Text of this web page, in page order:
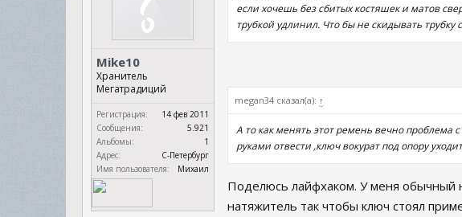
Mike10
Хранитель
Мегатрадиций
Регистрация:
14 фев 2011
Сообщения:
5.921
Альбомы:
1
Адрес:
С-Петербург
Имя пользователя:
Михаил
если хочешь без сбитых костяшек и матов
трубкой удлинил. Что бы не скидывать
megan34 сказал(а): ↑
А то как менять этот ремень вечно проблема
руками отвести ,ключ вокурат под опору
Поделюсь лайфхаком. У меня обычный
натяжитель так чтобы ключ стоял